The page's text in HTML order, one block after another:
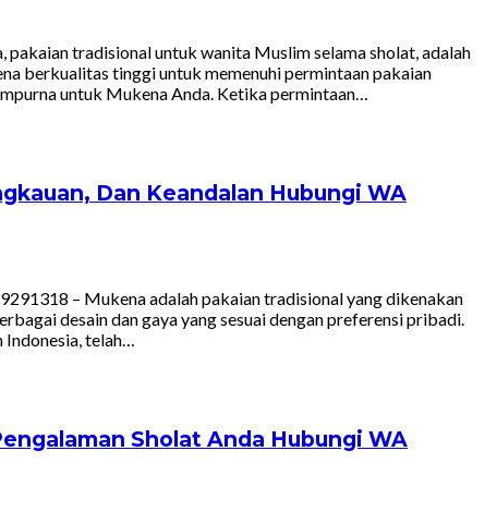
tradisional untuk wanita Muslim selama sholat, adalah
berkualitas tinggi untuk memenuhi permintaan pakaian
untuk Mukena Anda. Ketika permintaan…
Dan Keandalan Hubungi WA
– Mukena adalah pakaian tradisional yang dikenakan
desain dan gaya yang sesuai dengan preferensi pribadi.
telah…
Sholat Anda Hubungi WA